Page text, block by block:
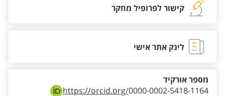
קישור לפרופיל מחקר
לינק אתר אישי
https://orcid.org/0000-0002-5418-1164
מספר אורקיד